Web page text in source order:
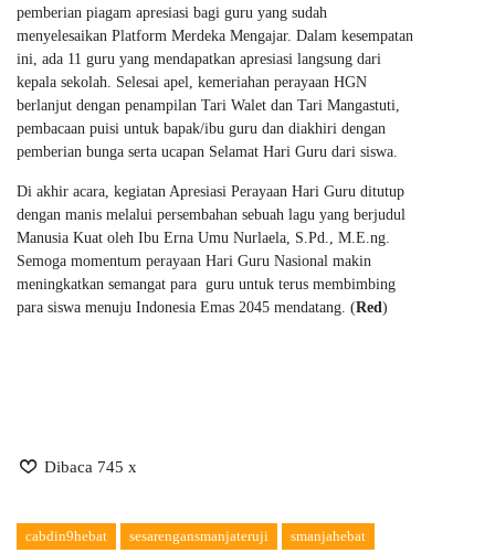
pemberian piagam apresiasi bagi guru yang sudah
menyelesaikan Platform Merdeka Mengajar. Dalam kesempatan
ini, ada 11 guru yang mendapatkan apresiasi langsung dari
kepala sekolah. Selesai apel, kemeriahan perayaan HGN
berlanjut dengan penampilan Tari Walet dan Tari Mangastuti,
pembacaan puisi untuk bapak/ibu guru dan diakhiri dengan
pemberian bunga serta ucapan Selamat Hari Guru dari siswa.
Di akhir acara, kegiatan Apresiasi Perayaan Hari Guru ditutup
dengan manis melalui persembahan sebuah lagu yang berjudul
Manusia Kuat oleh Ibu Erna Umu Nurlaela, S.Pd., M.E.ng.
Semoga momentum perayaan Hari Guru Nasional makin
meningkatkan semangat para guru untuk terus membimbing
para siswa menuju Indonesia Emas 2045 mendatang. (Red)
Dibaca 745 x
cabdin9hebat sesarengansmanjateruji smanjahebat